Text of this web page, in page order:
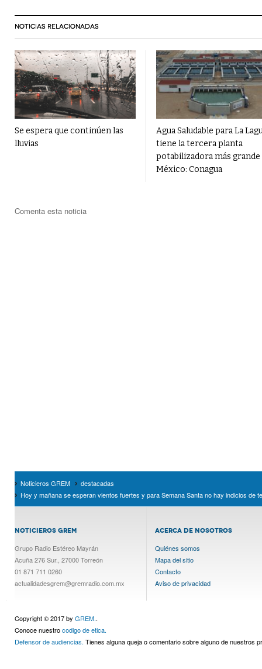
NOTICIAS RELACIONADAS
Se espera que continúen las
lluvias
Agua Saludable para La
tiene la tercera planta
potabilizadora más grande
México: Conagua
Comenta esta noticia
Noticieros GREM
destacadas
Hoy y mañana se esperan vientos fuertes y para Semana Santa no hay indicios de
NOTICIEROS GREM
Grupo Radio Estéreo Mayrán
Acuña 276 Sur., 27000 Torreón
01 871 711 0260
actualidadesgrem@gremradio.com.mx
ACERCA DE NOSOTROS
Quiénes somos
Mapa del sitio
Contacto
Aviso de privacidad
Copyright © 2017 by GREM..
Conoce nuestrocodigo de etica.
Defensor de audiencias. Tienes alguna queja o comentario sobre alguno de nuestros